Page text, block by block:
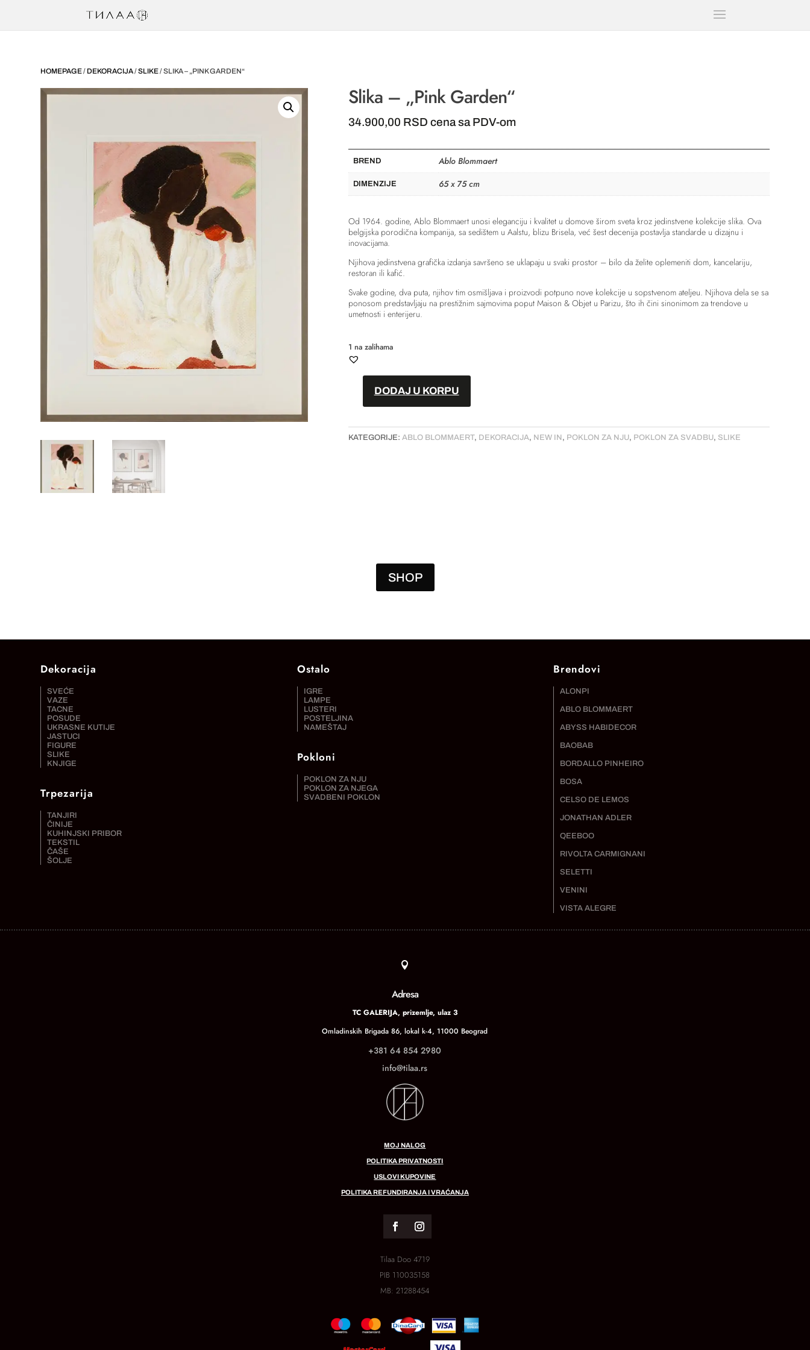
HOMEPAGE/ DEKORACIJA/SLIKE/ SLIKA – „PINK GARDEN“
Slika – „Pink Garden“
34.900,00 RSD cena sa PDV-om
BREND Ablo Blommaert
DIMENZIJE 65 x 75 cm
Od 1964. godine, Ablo Blommaert unosi eleganciju i kvalitet u domove širom sveta kroz jedinstvene kolekcije slika. Ova
belgijska porodična kompanija, sa sedištem u Aalstu, blizu Brisela, već šest decenija postavlja standarde u dizajnu i
inovacijama.
Njihova jedinstvena grafička izdanja savršeno se uklapaju u svaki prostor – bilo da želite oplemeniti dom, kancelariju,
restoran ili kafić.
Svake godine, dva puta, njihov tim osmišljava i proizvodi potpuno nove kolekcije u sopstvenom ateljeu. Njihova dela se sa
ponosom predstavljaju na prestižnim sajmovima poput Maison & Objet u Parizu, što ih čini sinonimom za trendove u
umetnosti i enterijeru.
1 na zalihama
"Pink
Garden"
DODAJ U KORPU
KATEGORIJE: ABLO BLOMMAERT, DEKORACIJA, NEW IN , POKLON ZA NJU, POKLON ZA SVADBU, SLIKE
SHOP
Dekoracija
SVEĆE
VAZE
TACNE
POSUDE
UKRASNE KUTIJE
JASTUCI
FIGURE
SLIKE
KNJIGE
Trpezarija
TANJIRI
ČINIJE
KUHINJSKI PRIBOR
TEKSTIL
ČAŠE
ŠOLJE
Ostalo
IGRE
LAMPE
LUSTERI
POSTELJINA
NAMEŠTAJ
Pokloni
POKLON ZA NJU
POKLON ZA NJEGA
SVADBENI POKLON
Brendovi
ALONPI
ABLO BLOMMAERT
ABYSS HABIDECOR
BAOBAB
BORDALLO PINHEIRO
BOSA
CELSO DE LEMOS
JONATHAN ADLER
QEEBOO
RIVOLTA CARMIGNANI
SELETTI
VENINI
VISTA ALEGRE

Adresa
TC GALERIJA, prizemlje, ulaz 3
Omladinskih Brigada 86, lokal k-4, 11000 Beograd
+381 64 854 2980
info@tilaa.rs
MOJ NALOG
POLITIKA PRIVATNOSTI
USLOVI KUPOVINE
POLITIKA REFUNDIRANJA I VRAĆANJA
Tilaa Doo 4719
PIB 110035158
MB:21288454